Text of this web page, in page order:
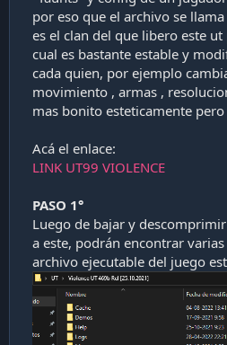
por eso que el archivo se
es el clan del que libero este
cual es bastante estable y
cada quien, por ejemplo
movimiento , armas ,
mas bonito esteticamente pero
Acá el enlace:
LINK UT99 VIOLENCE
PASO 1°
Luego de bajar y
a este, podrán encontrar
archivo ejecutable del juego